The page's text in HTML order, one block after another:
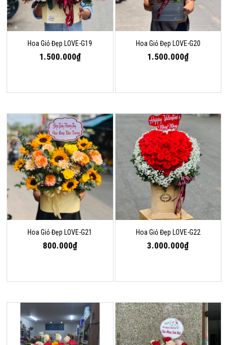
Hoa Giỏ Đẹp LOVE-G19
1.500.000₫
Hoa Giỏ Đẹp LOVE-G20
1.500.000₫
Hoa Giỏ Đẹp LOVE-G21
800.000₫
Hoa Giỏ Đẹp LOVE-G22
3.000.000₫